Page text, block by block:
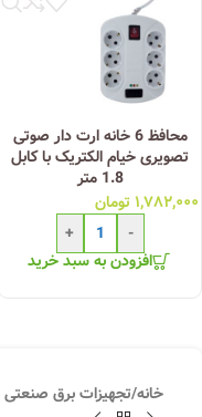
محافظ 6 خانه ارت دار صوتی
تصویری خیام الکتریک با کابل
1.8 متر
۱,۷۸۲,۰۰۰ تومان
-
+
افزودن به سبد خرید
خانه/تجهیزات برق صنعتی